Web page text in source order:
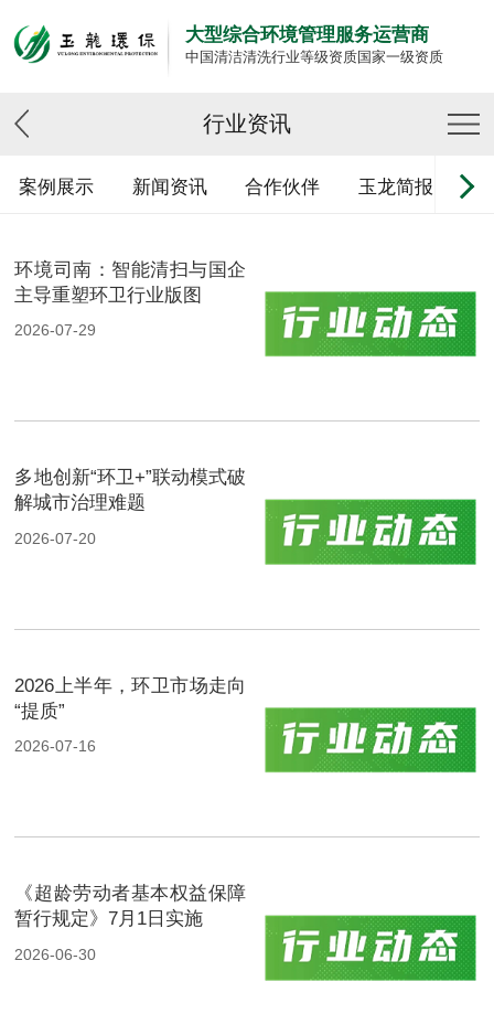
大型综合环境管理服务运营商
中国清洁清洗行业等级资质国家一级资质
行业资讯
案例展示 新闻资讯 合作伙伴 玉龙简报
环境司南：智能清扫与国企
主导重塑环卫行业版图
2026-07-29
多地创新“环卫+”联动模式破
解城市治理难题
2026-07-20
2026上半年，环卫市场走向
“提质”
2026-07-16
《超龄劳动者基本权益保障
暂行规定》7月1日实施
2026-06-30